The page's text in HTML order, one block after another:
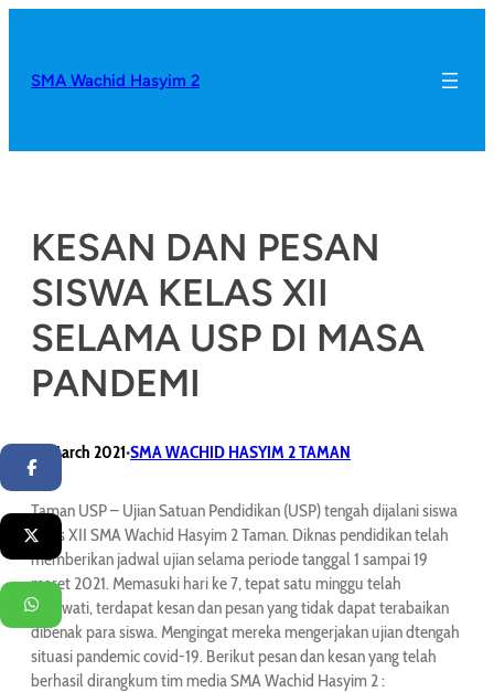
SMA Wachid Hasyim 2
KESAN DAN PESAN
SISWA KELAS XII
SELAMA USP DI MASA
PANDEMI
14 March 2021•SMA WACHID HASYIM 2 TAMAN
Taman USP – Ujian Satuan Pendidikan (USP) tengah dijalani siswa
kelas XII SMA Wachid Hasyim 2 Taman. Diknas pendidikan telah
memberikan jadwal ujian selama periode tanggal 1 sampai 19
maret 2021. Memasuki hari ke 7, tepat satu minggu telah
terlewati, terdapat kesan dan pesan yang tidak dapat terabaikan
dibenak para siswa. Mengingat mereka mengerjakan ujian dtengah
situasi pandemic covid-19. Berikut pesan dan kesan yang telah
berhasil dirangkum tim media SMA Wachid Hasyim 2 :
Twitter
WhatsApp